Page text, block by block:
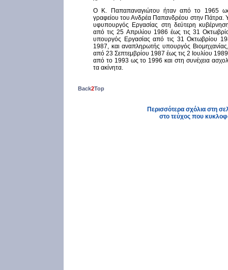
Ο Κ. Παπαπαναγιώτου ήταν από το 1965
γραφείου του Ανδρέα Παπανδρέου στην Πάτρα.
υφυπουργός Εργασίας στη δεύτερη
από τις 25 Απριλίου 1986 έως τις 31
υπουργός Εργασίας από τις 31 Οκτωβρίου
1987, και αναπληρωτής υπουργός Βιομηχανίας,
από 23 Σεπτεμβρίου 1987 έως τις 2 Ιουλίου
από το 1993 ως το 1996 και στη συνέχεια
τα ακίνητα.
Back2Top
Περισσότερα σχόλια στη
στο τεύχος που